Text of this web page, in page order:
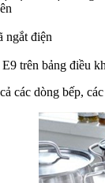
ngắt điện
trên bảng điều
các dòng bếp,